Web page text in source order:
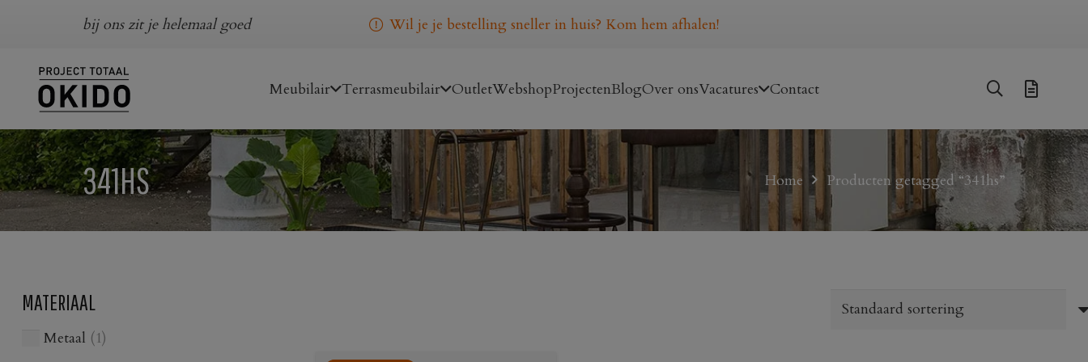
bij ons zit je helemaal goed Wil je je bestelling sneller in huis? Kom hem afhalen!
Meubilair Terrasmeubilair OutletWebshopProjectenBlogOver onsVacatures Contact
341HS Home Producten getagged “341hs”
MATERIAAL
Metaal (1)